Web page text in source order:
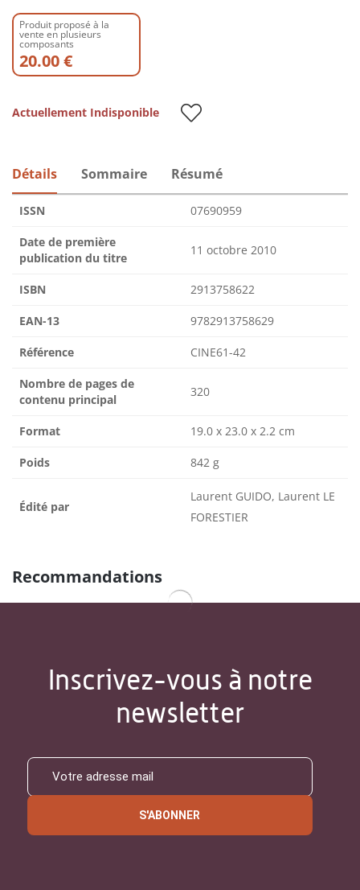
Produit proposé à la
vente en plusieurs
composants
20.00 €
Actuellement Indisponible
Détails Sommaire Résumé
ISSN 07690959
Date de première
publication du titre
11 octobre 2010
ISBN 2913758622
EAN-13 9782913758629
Référence CINE61-42
Nombre de pages de
contenu principal
320
Format 19.0 x 23.0 x 2.2 cm
Poids 842 g
Édité par
Laurent GUIDO, Laurent LE
FORESTIER
Recommandations
Inscrivez-vous à notre
newsletter
S'ABONNER